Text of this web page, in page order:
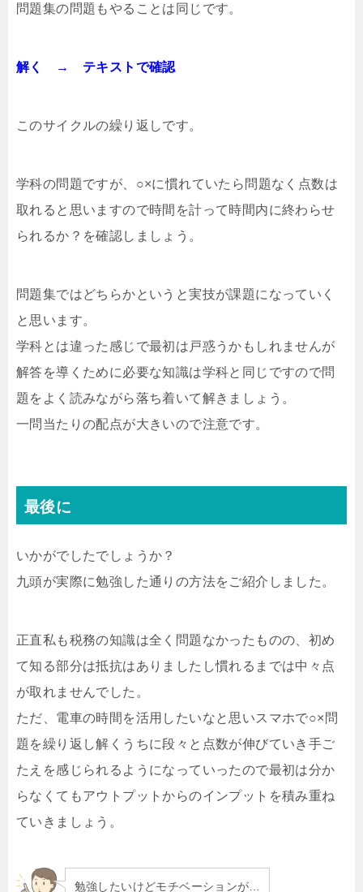
問題集の問題もやることは同じです。
解く → テキストで確認
このサイクルの繰り返しです。
学科の問題ですが、○×に慣れていたら問題なく点数は
取れると思いますので時間を計って時間内に終わらせ
られるか？を確認しましょう。
問題集ではどちらかというと実技が課題になっていく
と思います。
学科とは違った感じで最初は戸惑うかもしれませんが
解答を導くために必要な知識は学科と同じですので問
題をよく読みながら落ち着いて解きましょう。
一問当たりの配点が大きいので注意です。
最後に
いかがでしたでしょうか？
九頭が実際に勉強した通りの方法をご紹介しました。
正直私も税務の知識は全く問題なかったものの、初め
て知る部分は抵抗はありましたし慣れるまでは中々点
が取れませんでした。
ただ、電車の時間を活用したいなと思いスマホで○×問
題を繰り返し解くうちに段々と点数が伸びていき手ご
たえを感じられるようになっていったので最初は分か
らなくてもアウトプットからのインプットを積み重ね
ていきましょう。
勉強したいけどモチベーションが…